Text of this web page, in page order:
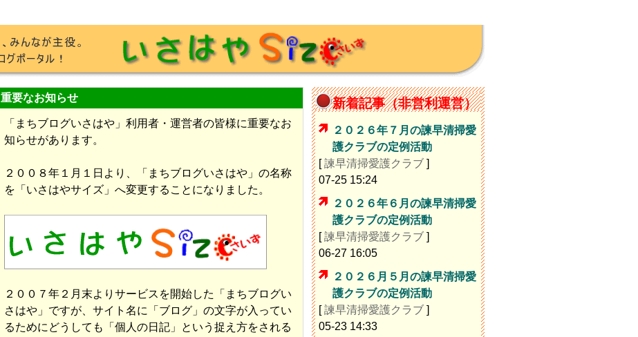
重要なお知らせ
「まちブログいさはや」利用者・運営者の皆様に重要なお
知らせがあります。
２００８年１月１日より、「まちブログいさはや」の名称
を「いさはやサイズ」へ変更することになりました。
２００７年２月末よりサービスを開始した「まちブログい
さはや」ですが、サイト名に「ブログ」の文字が入ってい
るためにどうしても「個人の日記」という捉え方をされる
新着記事（非営利運営）
２０２６年７月の諫早清掃愛
護クラブの定例活動
[諫早清掃愛護クラブ ]
07-25 15:24
２０２６年６月の諫早清掃愛
護クラブの定例活動
[諫早清掃愛護クラブ ]
06-27 16:05
２０２６月５月の諫早清掃愛
護クラブの定例活動
[諫早清掃愛護クラブ ]
05-23 14:33